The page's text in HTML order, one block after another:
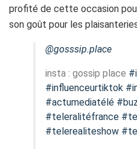
profité de cette occasion
son goût pour les
@gosssip.place
insta : gossip place
#influenceurtiktok
#actumediatélé
#teleralitéfrance
#telerealiteshow